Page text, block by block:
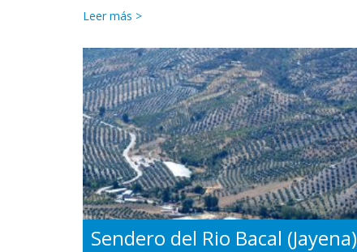
Leer más >
Sendero del Rio Bacal (Jayena)